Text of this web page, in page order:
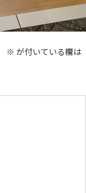
※ が付いている欄は